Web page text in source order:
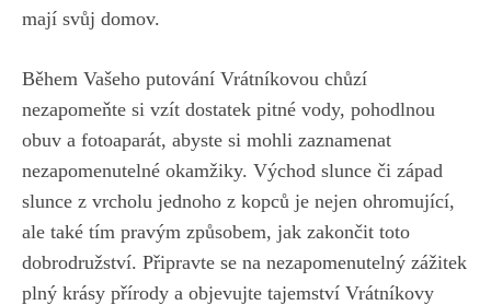
mají svůj domov.
Během Vašeho putování Vrátníkovou chůzí
nezapomeňte si​ vzít‍ dostatek pitné vody, pohodlnou​
obuv a fotoaparát, abyste si mohli zaznamenat
nezapomenutelné okamžiky. Východ ⁣slunce či západ
slunce z vrcholu jednoho z kopců je nejen⁢ ohromující,
ale také tím pravým⁤ způsobem, jak zakončit toto
dobrodružství. ⁣Připravte se na nezapomenutelný zážitek
‍plný krásy přírody a objevujte tajemství​ Vrátníkovy‌